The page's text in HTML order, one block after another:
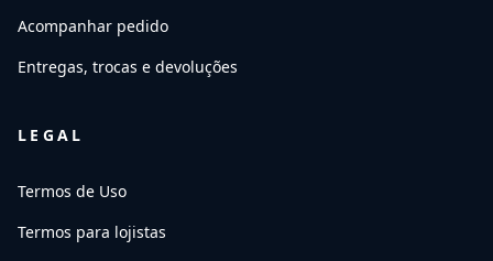
Acompanhar pedido
Entregas, trocas e devoluções
LEGAL
Termos de Uso
Termos para lojistas